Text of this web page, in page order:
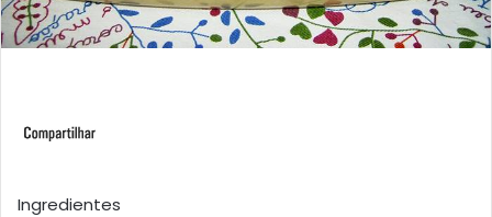
Ingredientes